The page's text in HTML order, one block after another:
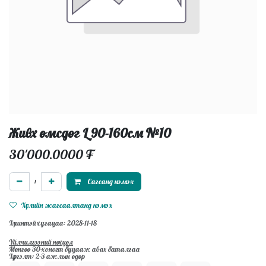
Живх өмсдөг L 90-160см №10
30'000.0000₮
Сагсанд нэмэх
Хүслийн жагсаалтанд нэмэх
Хүчинтэй хугацаа: 2028-11-18
Үйлчилгээний нөхцөл
Мөнгөө 30-хоногт буцааж авах баталгаа
Хүргэлт: 2-3 ажлын өдөр